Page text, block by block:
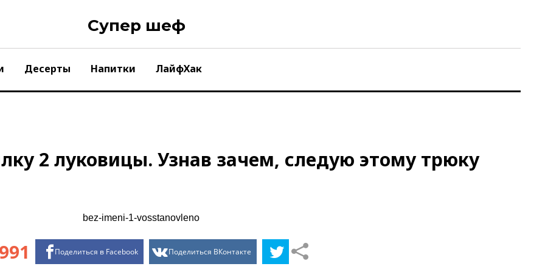
Супер шеф
Десерты Напитки ЛайфХак
2 луковицы. Узнав зачем, следую этому трюку
Поделиться в Facebook Поделиться ВКонтакте